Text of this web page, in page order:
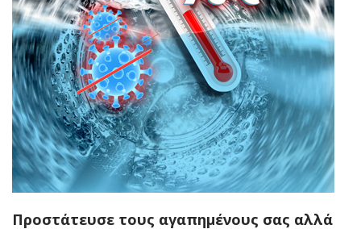
Προστάτευσε τους αγαπημένους σας αλλά